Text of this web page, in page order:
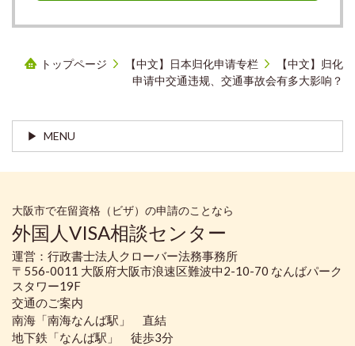
トップページ 【中文】日本归化申请专栏
【中文】归化
申请中交通违规、交通事故会有多大影响？
MENU
大阪市で在留資格（ビザ）の申請のことなら
外国人VISA相談センター
運営：行政書士法人クローバー法務事務所
〒556-0011 大阪府大阪市浪速区難波中2-10-70 なんばパーク
スタワー19F
交通のご案内
南海「南海なんば駅」 直結
地下鉄「なんば駅」 徒歩3分